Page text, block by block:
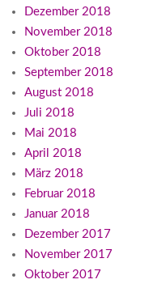
Dezember 2018
November 2018
Oktober 2018
September 2018
August 2018
Juli 2018
Mai 2018
April 2018
März 2018
Februar 2018
Januar 2018
Dezember 2017
November 2017
Oktober 2017